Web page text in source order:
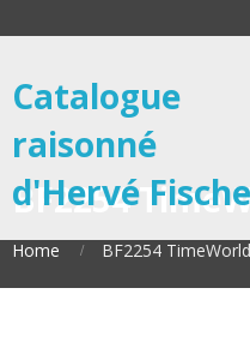
Catalogue
raisonné
d'Hervé
BF2254
Home BF2254